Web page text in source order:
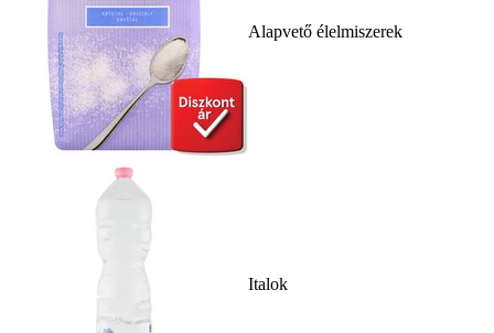
Alapvető élelmiszerek
Italok